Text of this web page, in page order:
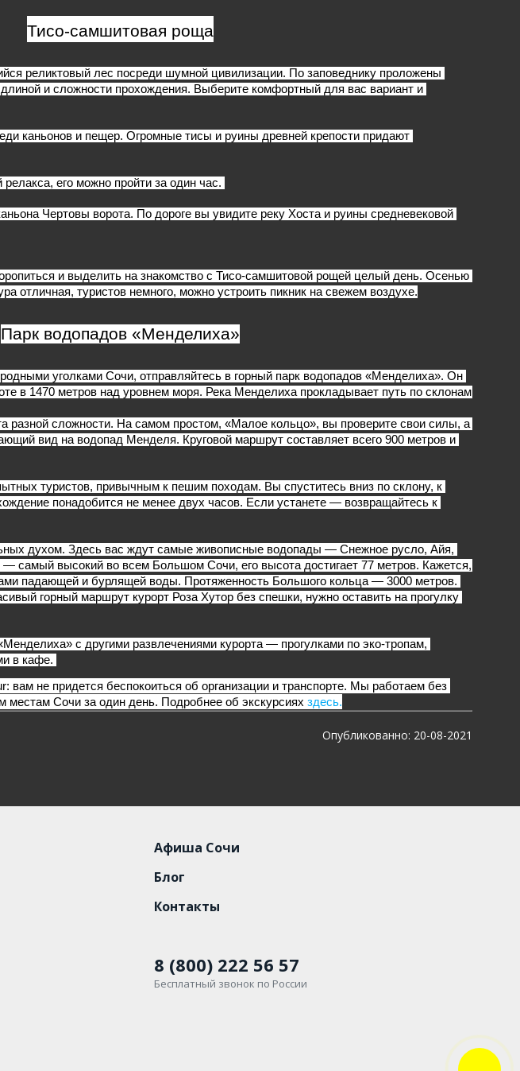
Тисо-самшитовая роща
реликтовый лес посреди шумной цивилизации. По заповеднику проложены
и сложности прохождения. Выберите комфортный для вас вариант и
каньонов и пещер. Огромные тисы и руины древней крепости придают
его можно пройти за один час.
Чертовы ворота. По дороге вы увидите реку Хоста и руины средневековой
и выделить на знакомство с Тисо-самшитовой рощей целый день. Осенью
отличная, туристов немного, можно устроить пикник на свежем воздухе.
Парк водопадов «Менделиха»
уголками Сочи, отправляйтесь в горный парк водопадов «Менделиха». Он
в 1470 метров над уровнем моря. Река Менделиха прокладывает путь по склонам
разной сложности. На самом простом, «Малое кольцо», вы проверите свои силы, а
вид на водопад Менделя. Круговой маршрут составляет всего 900 метров и
туристов, привычным к пешим походам. Вы спуститесь вниз по склону, к
понадобится не менее двух часов. Если устанете — возвращайтесь к
духом. Здесь вас ждут самые живописные водопады — Снежное русло, Айя,
самый высокий во всем Большом Сочи, его высота достигает 77 метров. Кажется,
падающей и бурлящей воды. Протяженность Большого кольца — 3000 метров.
горный маршрут курорт Роза Хутор без спешки, нужно оставить на прогулку
с другими развлечениями курорта — прогулками по эко-тропам,
в кафе.
вам не придется беспокоиться об организации и транспорте. Мы работаем без
Сочи за один день. Подробнее об экскурсиях здесь.
Опубликованно: 20-08-2021
Афиша Сочи
Блог
Контакты
8 (800) 222 56 57
Бесплатный звонок по России